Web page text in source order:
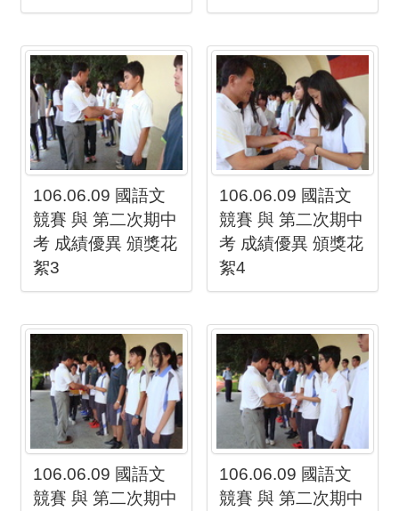
106.06.09 國語文
競賽 與 第二次期中
考 成績優異 頒獎花
絮3
106.06.09 國語文
競賽 與 第二次期中
考 成績優異 頒獎花
絮4
106.06.09 國語文
競賽 與 第二次期中
106.06.09 國語文
競賽 與 第二次期中